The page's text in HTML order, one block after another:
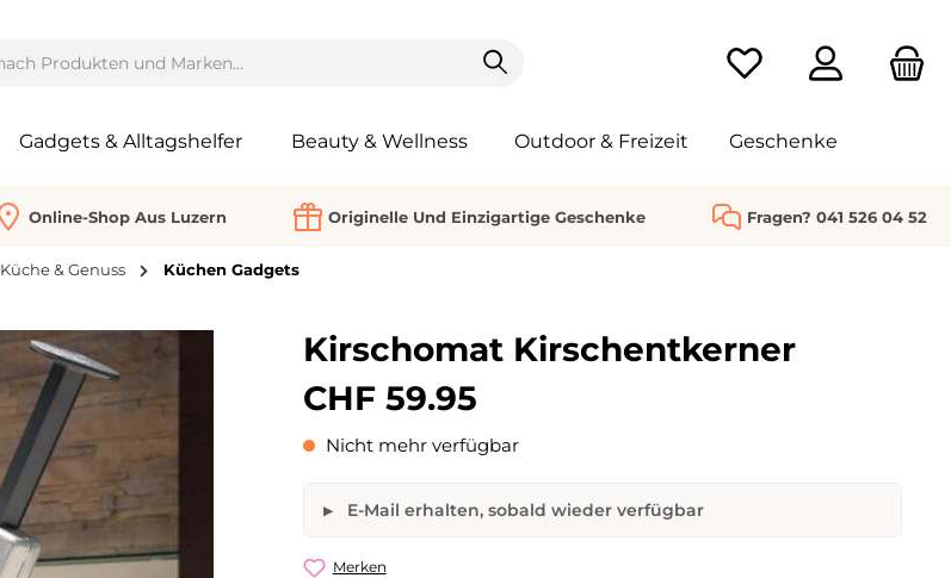
Du hast 0 Produkte
Gadgets & Alltagshelfer Beauty & Wellness Outdoor & Freizeit Geschenke
Online-Shop Aus Luzern Originelle Und Einzigartige Geschenke Fragen? 041 526 04 52
Küche & Genuss Küchen Gadgets
Kirschomat Kirschentkerner
CHF 59.95
Nicht mehr verfügbar
E-Mail erhalten, sobald wieder verfügbar
Merken